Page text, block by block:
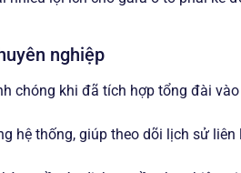
nghiệp
chóng khi đã tích hợp tổng đài
hệ thống, giúp theo dõi lịch sử liên